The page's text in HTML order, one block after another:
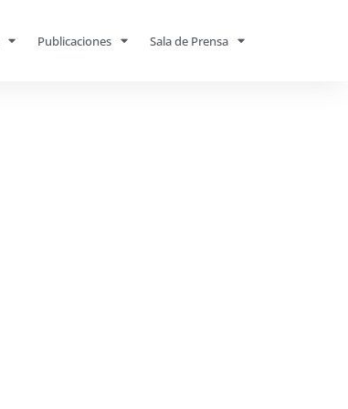
Publicaciones Sala de Prensa